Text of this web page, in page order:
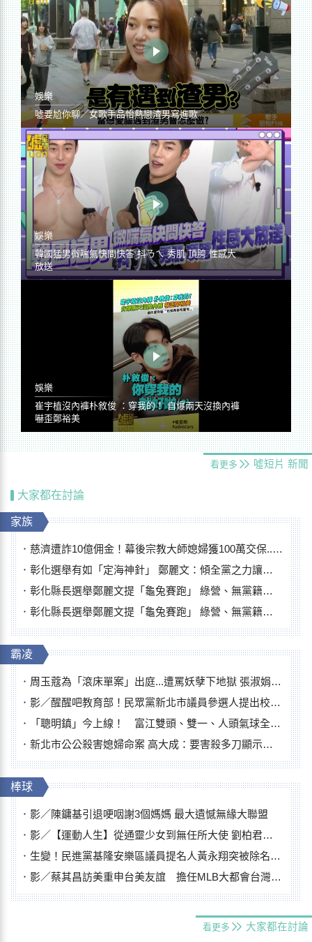
娛樂
噓要尬你聊／女歌手品怡熱戀渣男寫進歌
娛樂
韓國猛男微喘氣快問快答 抖ㄋㄟ 秀肌 頂胯 性感大
放送
娛樂
崔宇植沒內褲朴敘俊 ：穿我的！ 自爆兩天沒換內褲
嚇歪鄭裕美
看更多 噓短片 新聞
大家都在討論
家族
慈濟遭詐10億佣金！幕後宗教大師媳婦獲100萬交保...快步奔離不發一語
彰化選舉有如「定海神針」 鄭麗文：傾全黨之力讓彰化贏
彰化縣長選舉鄭麗文提「龜兔賽跑」 綠營、無黨籍忙否認是烏龜
彰化縣長選舉鄭麗文提「龜兔賽跑」 綠營、無黨籍忙否認是烏龜
霸凌
周玉蔻為「滾床單案」出庭...遭罵妖孽下地獄 張淑娟批：舌頭殺人有罪
影／醒醒吧教育部！民眾黨新北市議員參選人提出校園反毒防線升級政見
「聰明鎮」今上線！ 富江雙頭、雙一、人頭氣球全登場
新北市公公殺害媳婦命案 高大成：要害殺多刀顯示怨恨深
棒球
影／陳鏞基引退哽咽謝3個媽媽 最大遺憾無緣大聯盟
影／【運動人生】從通靈少女到無任所大使 劉柏君女裁判人生國際發光
生變！民進黨基隆安樂區議員提名人黃永翔突被除名 將另提他人
影／蔡其昌訪美重申台美友誼 擔任MLB大都會台灣日開球嘉賓
看更多 大家都在討論